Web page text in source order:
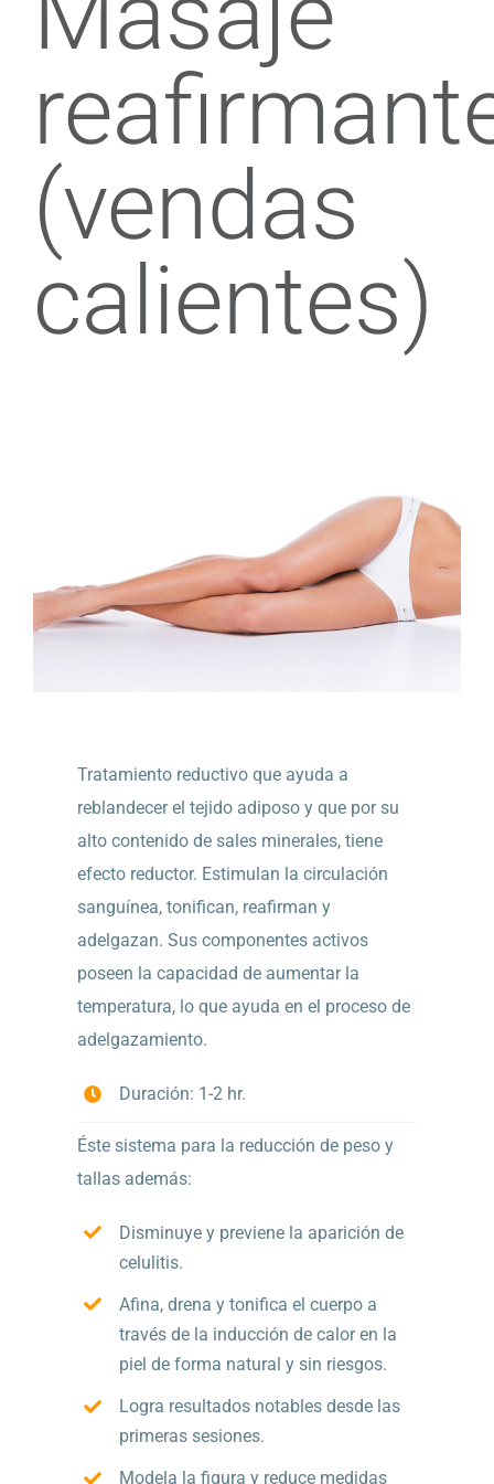
(vendas
calientes)
Tratamiento reductivo que ayuda a
reblandecer el tejido adiposo y que por su
alto contenido de sales minerales, tiene
efecto reductor. Estimulan la circulación
sanguínea, tonifican, reafirman y
adelgazan. Sus componentes activos
poseen la capacidad de aumentar la
temperatura, lo que ayuda en el proceso de
adelgazamiento.
Duración: 1-2 hr.
Éste sistema para la reducción de peso y
tallas además:
Disminuye y previene la aparición de
celulitis.
Afina, drena y tonifica el cuerpo a
través de la inducción de calor en la
piel de forma natural y sin riesgos.
Logra resultados notables desde las
primeras sesiones.
Modela la figura y reduce medidas